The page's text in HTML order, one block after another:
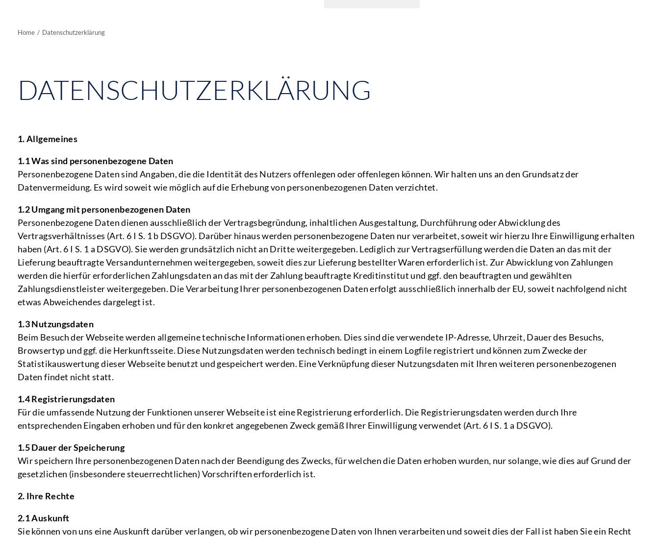
Home Datenschutzerklärung
DATENSCHUTZERKLÄRUNG
1. Allgemeines
1.1 Was sind personenbezogene Daten
Personenbezogene Daten sind Angaben, die die Identität des Nutzers offenlegen oder offenlegen können. Wir halten uns an den Grundsatz der
Datenvermeidung. Es wird soweit wie möglich auf die Erhebung von personenbezogenen Daten verzichtet.
1.2 Umgang mit personenbezogenen Daten
Personenbezogene Daten dienen ausschließlich der Vertragsbegründung, inhaltlichen Ausgestaltung, Durchführung oder Abwicklung des
Vertragsverhältnisses (Art. 6 I S. 1 b DSGVO). Darüber hinaus werden personenbezogene Daten nur verarbeitet, soweit wir hierzu Ihre Einwilligung erhalten
haben (Art. 6 I S. 1 a DSGVO). Sie werden grundsätzlich nicht an Dritte weitergegeben. Lediglich zur Vertragserfüllung werden die Daten an das mit der
Lieferung beauftragte Versandunternehmen weitergegeben, soweit dies zur Lieferung bestellter Waren erforderlich ist. Zur Abwicklung von Zahlungen
werden die hierfür erforderlichen Zahlungsdaten an das mit der Zahlung beauftragte Kreditinstitut und ggf. den beauftragten und gewählten
Zahlungsdienstleister weitergegeben. Die Verarbeitung Ihrer personenbezogenen Daten erfolgt ausschließlich innerhalb der EU, soweit nachfolgend nicht
etwas Abweichendes dargelegt ist.
1.3 Nutzungsdaten
Beim Besuch der Webseite werden allgemeine technische Informationen erhoben. Dies sind die verwendete IP-Adresse, Uhrzeit, Dauer des Besuchs,
Browsertyp und ggf. die Herkunftsseite. Diese Nutzungsdaten werden technisch bedingt in einem Logfile registriert und können zum Zwecke der
Statistikauswertung dieser Webseite benutzt und gespeichert werden. Eine Verknüpfung dieser Nutzungsdaten mit Ihren weiteren personenbezogenen
Daten findet nicht statt.
1.4 Registrierungsdaten
Für die umfassende Nutzung der Funktionen unserer Webseite ist eine Registrierung erforderlich. Die Registrierungsdaten werden durch Ihre
entsprechenden Eingaben erhoben und für den konkret angegebenen Zweck gemäß Ihrer Einwilligung verwendet (Art. 6 I S. 1 a DSGVO).
1.5 Dauer der Speicherung
Wir speichern Ihre personenbezogenen Daten nach der Beendigung des Zwecks, für welchen die Daten erhoben wurden, nur solange, wie dies auf Grund der
gesetzlichen (insbesondere steuerrechtlichen) Vorschriften erforderlich ist.
2. Ihre Rechte
2.1 Auskunft
Sie können von uns eine Auskunft darüber verlangen, ob wir personenbezogene Daten von Ihnen verarbeiten und soweit dies der Fall ist haben Sie ein Recht